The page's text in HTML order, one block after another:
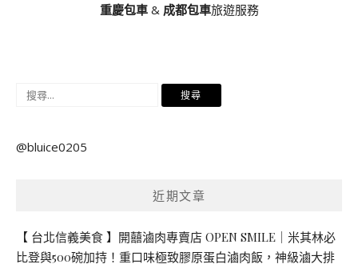
重慶包車& 成都包車旅遊服務
搜
鍵
@bluice0205
近期文章
【 台北信義美食 】開囍滷肉專賣店 OPEN SMILE｜米其林必
比登與500碗加持！重口味極致膠原蛋白滷肉飯，神級滷大排